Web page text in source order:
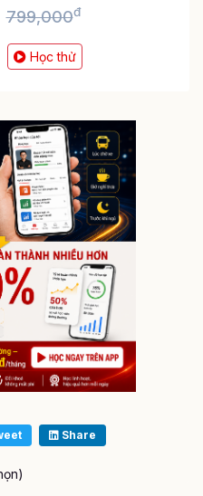
799,000đ
Học thử
Share